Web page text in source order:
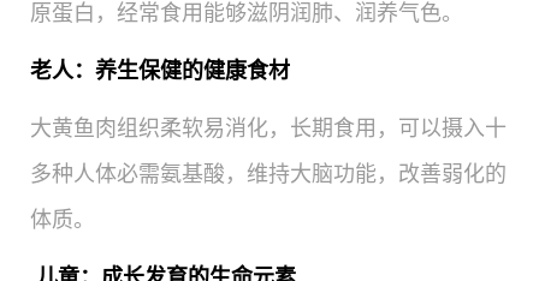
原蛋白，经常食用能够滋阴润肺、润养气色。
老人：养生保健的健康食材
大黄鱼肉组织柔软易消化，长期食用，可以摄入十
多种人体必需氨基酸，维持大脑功能，改善弱化的
体质。